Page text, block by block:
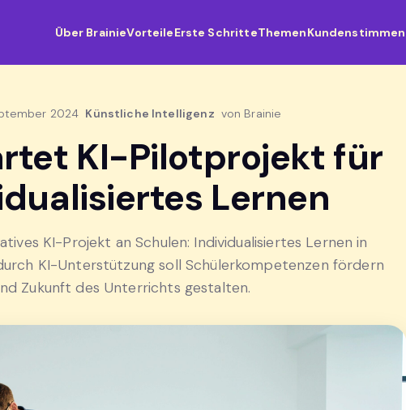
Über BrainieVorteileErste SchritteThemenKundenstimmen
2024 Künstliche Intelligenz von Brainie
KI-Pilotprojekt für
Lernen
KI-Projekt an Schulen: Individualisiertes Lernen in
KI-Unterstützung soll Schülerkompetenzen fördern
Zukunft des Unterrichts gestalten.